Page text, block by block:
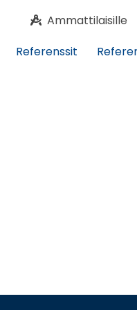
Ammattilaisille
Referenssit